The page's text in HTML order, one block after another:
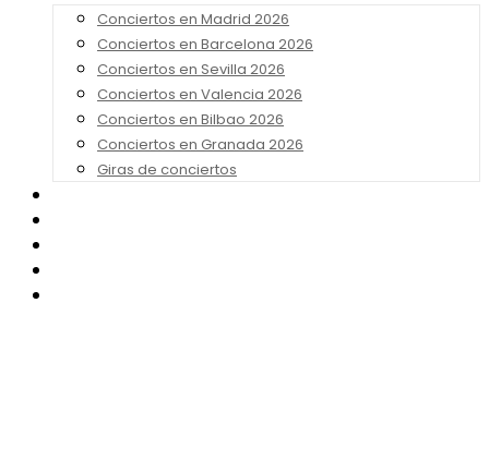
Conciertos en Madrid 2026
Conciertos en Barcelona 2026
Conciertos en Sevilla 2026
Conciertos en Valencia 2026
Conciertos en Bilbao 2026
Conciertos en Granada 2026
Giras de conciertos